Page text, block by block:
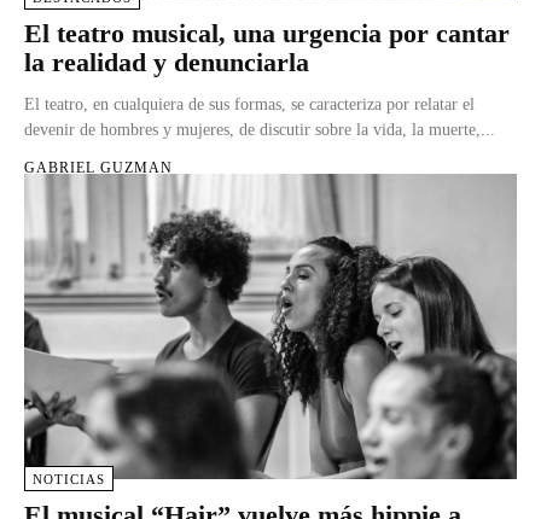
El teatro musical, una urgencia por cantar
la realidad y denunciarla
El teatro, en cualquiera de sus formas, se caracteriza por relatar el
devenir de hombres y mujeres, de discutir sobre la vida, la muerte,...
GABRIEL GUZMAN
NOTICIAS